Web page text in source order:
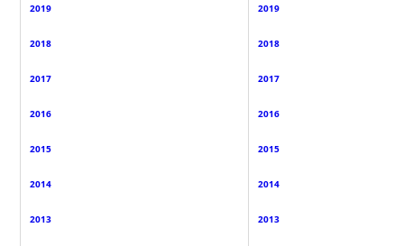
2019
2018
2017
2016
2015
2014
2013
2019
2018
2017
2016
2015
2014
2013